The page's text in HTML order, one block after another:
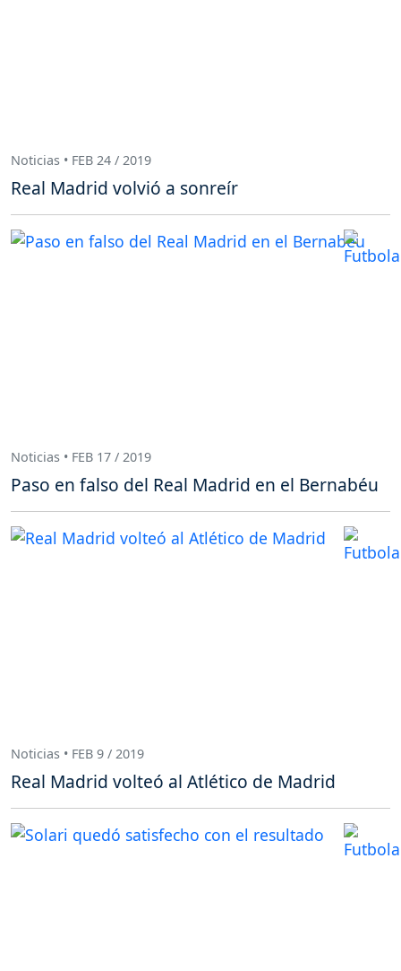
Noticias • FEB 24 / 2019
Real Madrid volvió a sonreír
Noticias • FEB 17 / 2019
Paso en falso del Real Madrid en el Bernabéu
Noticias • FEB 9 / 2019
Real Madrid volteó al Atlético de Madrid